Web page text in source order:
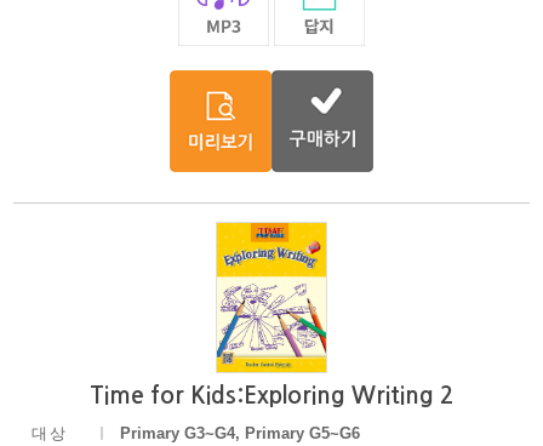
Time for Kids:Exploring Writing 2
대상
Primary G3~G4, Primary G5~G6